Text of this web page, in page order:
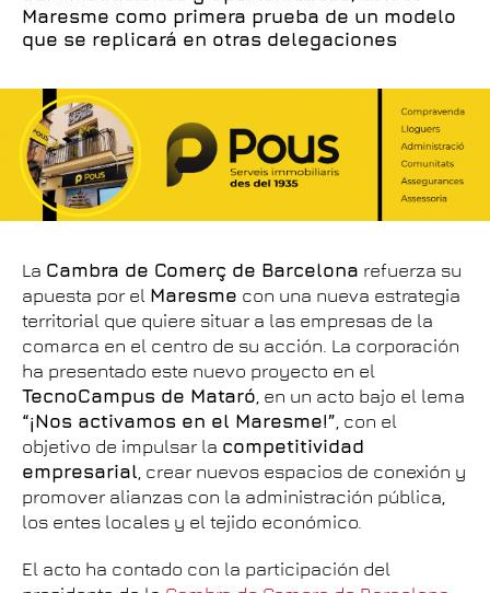
Maresme como primera prueba de un modelo
que se replicará en otras delegaciones
La Cambra de Comerç de Barcelona refuerza su
apuesta por el Maresme con una nueva estrategia
territorial que quiere situar a las empresas de la
comarca en el centro de su acción. La corporación
ha presentado este nuevo proyecto en el
TecnoCampus de Mataró, en un acto bajo el lema
“¡Nos activamos en el Maresme!”, con el
objetivo de impulsar la competitividad
empresarial, crear nuevos espacios de conexión y
promover alianzas con la administración pública,
los entes locales y el tejido económico.
El acto ha contado con la participación del